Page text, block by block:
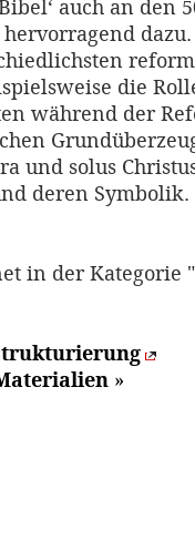
auch an den
die
während der
und solus
deren Symbolik.
in der Kategorie
»